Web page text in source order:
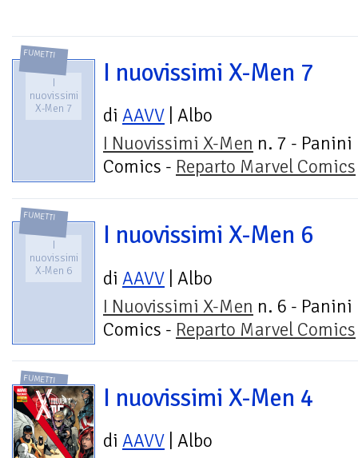
FUMETTI
I
nuovissimi
X-Men 7
I nuovissimi X-Men 7
di AAVV | Albo
I Nuovissimi X-Men n. 7 - Panini
Comics - Reparto Marvel Comics
FUMETTI
I
nuovissimi
X-Men 6
I nuovissimi X-Men 6
di AAVV | Albo
I Nuovissimi X-Men n. 6 - Panini
Comics - Reparto Marvel Comics
FUMETTI
I nuovissimi X-Men 4
di AAVV | Albo